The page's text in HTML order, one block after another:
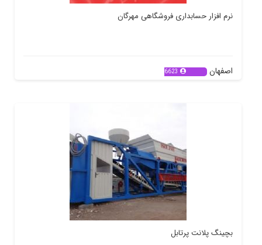
نرم افزار حسابداری فروشگاهی مهرگان
اصفهان 6623
بچینگ پلانت پرتابل